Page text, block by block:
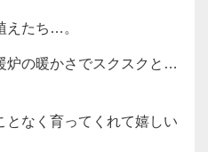
えたち…。
炉の暖かさでスクスクと…
となく育ってくれて嬉しい